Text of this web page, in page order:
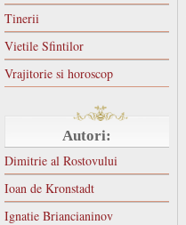
Tinerii
Vietile Sfintilor
Vrajitorie si horoscop
Autori:
Dimitrie al Rostovului
Ioan de Kronstadt
Ignatie Briancianinov